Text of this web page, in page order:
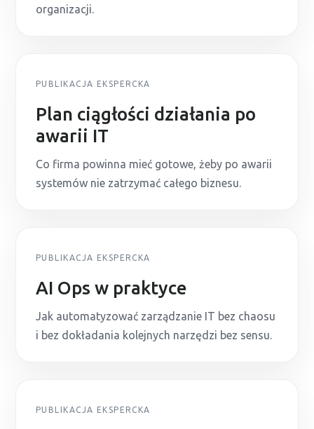
organizacji.
PUBLIKACJA EKSPERCKA
Plan ciągłości działania po
awarii IT
Co firma powinna mieć gotowe, żeby po awarii
systemów nie zatrzymać całego biznesu.
PUBLIKACJA EKSPERCKA
AI Ops w praktyce
Jak automatyzować zarządzanie IT bez chaosu
i bez dokładania kolejnych narzędzi bez sensu.
PUBLIKACJA EKSPERCKA